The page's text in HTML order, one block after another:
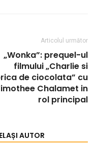
Articolul următor
„Wonka”: prequel-ul
filmului „Charlie si
de ciocolata” cu
Chalamet in
rol principal
AUTOR